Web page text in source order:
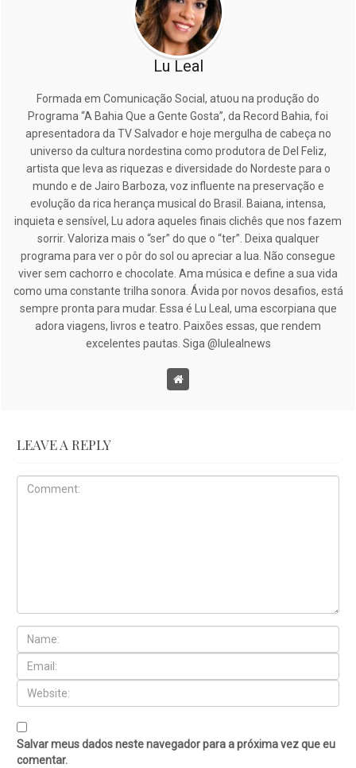
Lu Leal
Formada em Comunicação Social, atuou na produção do
Programa “A Bahia Que a Gente Gosta”, da Record Bahia, foi
apresentadora da TV Salvador e hoje mergulha de cabeça no
universo da cultura nordestina como produtora de Del Feliz,
artista que leva as riquezas e diversidade do Nordeste para o
mundo e de Jairo Barboza, voz influente na preservação e
evolução da rica herança musical do Brasil. Baiana, intensa,
inquieta e sensível, Lu adora aqueles finais clichês que nos fazem
sorrir. Valoriza mais o “ser” do que o “ter”. Deixa qualquer
programa para ver o pôr do sol ou apreciar a lua. Não consegue
viver sem cachorro e chocolate. Ama música e define a sua vida
como uma constante trilha sonora. Ávida por novos desafios, está
sempre pronta para mudar. Essa é Lu Leal, uma escorpiana que
adora viagens, livros e teatro. Paixões essas, que rendem
excelentes pautas. Siga @lulealnews
LEAVE A REPLY
Salvar meus dados neste navegador para a próxima vez que eu
comentar.